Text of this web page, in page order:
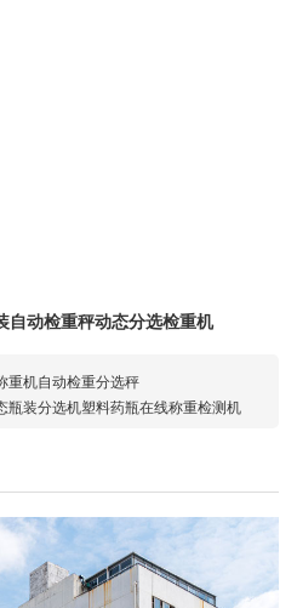
自动检重秤动态分选检重机
重机自动检重分选秤
瓶装分选机塑料药瓶在线称重检测机